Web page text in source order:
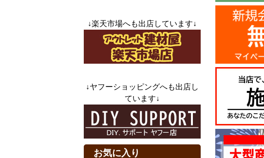
↓楽天市場へも出店しています↓
↓ヤフーショッピングへも出店し
ています↓
お気に入り